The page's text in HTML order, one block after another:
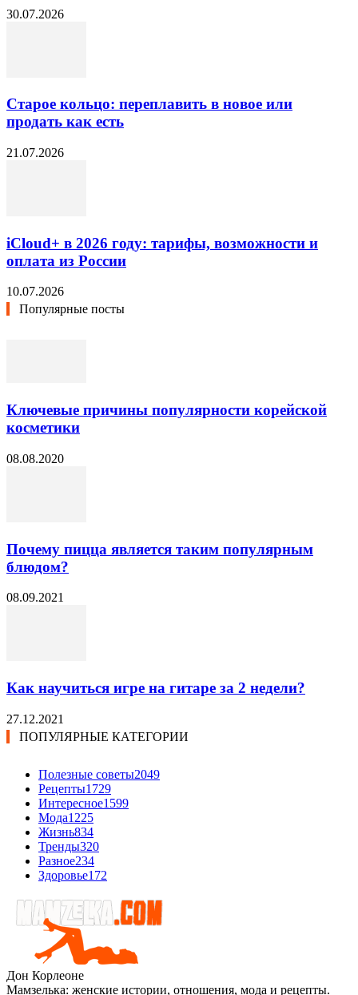
30.07.2026
Старое кольцо: переплавить в новое или
продать как есть
21.07.2026
iCloud+ в 2026 году: тарифы, возможности и
оплата из России
10.07.2026
Популярные посты
Ключевые причины популярности корейской
косметики
08.08.2020
Почему пицца является таким популярным
блюдом?
08.09.2021
Как научиться игре на гитаре за 2 недели?
27.12.2021
ПОПУЛЯРНЫЕ КАТЕГОРИИ
Полезные советы2049
Рецепты1729
Интересное1599
Мода1225
Жизнь834
Тренды320
Разное234
Здоровье172
Дон Корлеоне
Мамзелька: женские истории, отношения, мода и рецепты.